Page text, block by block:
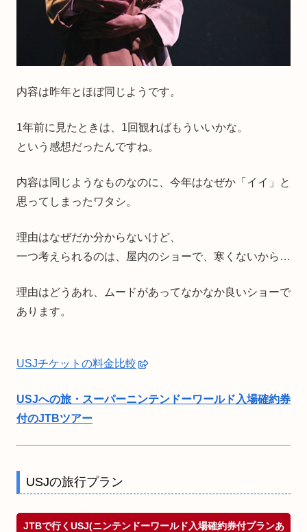
内容は昨年とほぼ同じようです。
1年前に見たときは、1回観ればもういいかな。
という感想だったんですね。
内容は同じようなものなのに、今年はなぜか「イイ」と
思ってしまったワタシ。
理由はなぜだか分からないけど、
一つ考えられるのは、屋内のショーで、寒くないから…
理由はどうあれ、ムードがあってなかなか良いショーで
あります。
USJチケットの料金比較
USJへの旅・スーパーニンテンドーワールド入場確約券
付のJTBツアー
USJの旅行プラン
JTBで行くUSJ(ニンテンドーワールド入場確約券付プランあ